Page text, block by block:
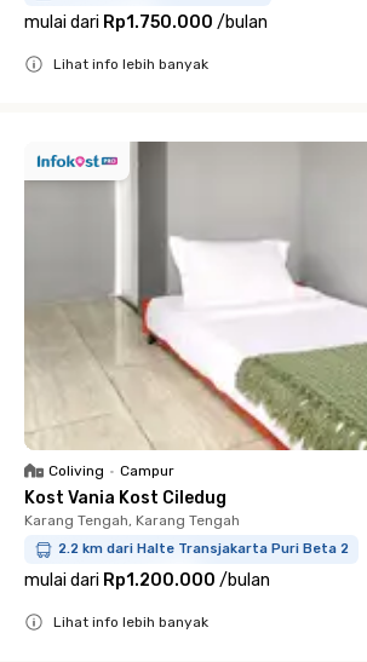
mulai dari Rp1.750.000 /bulan
Lihat info lebih banyak
Coliving • Campur
Kost Vania Kost Ciledug
Karang Tengah, Karang Tengah
2.2 km dari Halte Transjakarta Puri Beta 2
mulai dari Rp1.200.000 /bulan
Lihat info lebih banyak